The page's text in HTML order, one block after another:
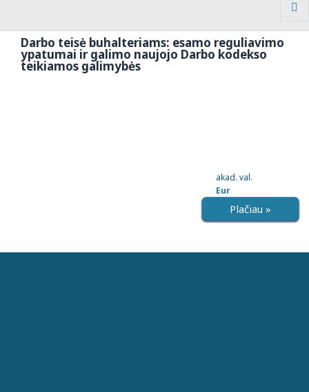
Darbo teisė buhalteriams: esamo reguliavimo
ypatumai ir galimo naujojo Darbo kodekso
teikiamos galimybės
akad. val.
Eur
Plačiau »